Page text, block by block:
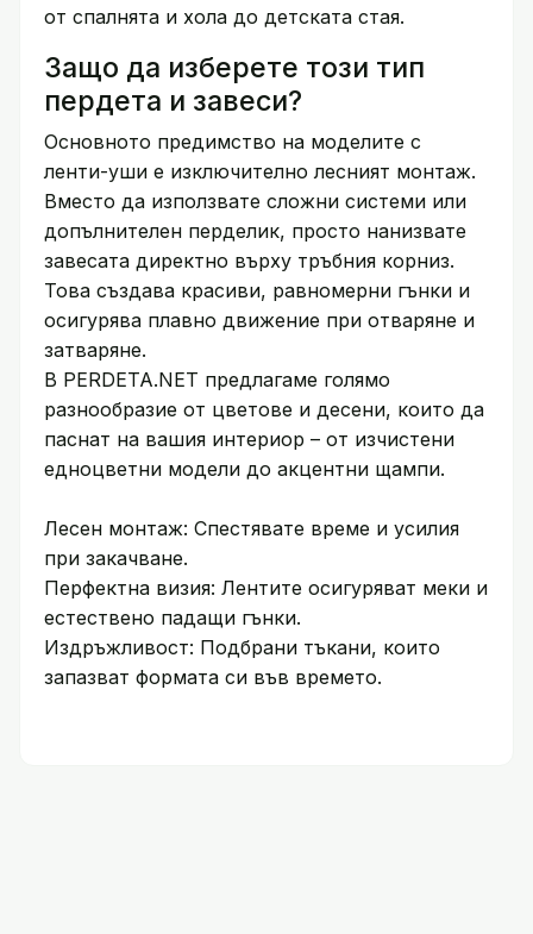
от спалнята и хола до детската стая.
Защо да изберете този тип
пердета и завеси?
Основното предимство на моделите с
ленти-уши е изключително лесният монтаж.
Вместо да използвате сложни системи или
допълнителен перделик, просто нанизвате
завесата директно върху тръбния корниз.
Това създава красиви, равномерни гънки и
осигурява плавно движение при отваряне и
затваряне.
В PERDETA.NET предлагаме голямо
разнообразие от цветове и десени, които да
паснат на вашия интериор – от изчистени
едноцветни модели до акцентни щампи.
Лесен монтаж: Спестявате време и усилия
при закачване.
Перфектна визия: Лентите осигуряват меки и
естествено падащи гънки.
Издръжливост: Подбрани тъкани, които
запазват формата си във времето.